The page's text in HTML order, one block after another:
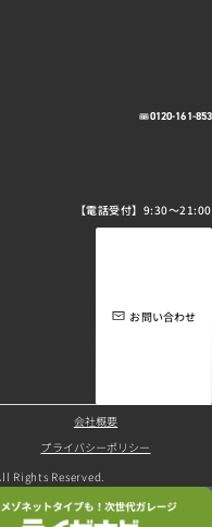
0120-161-853
【電話受付】9:30～21:00
お問い合わせ
会社概要
プライバシーポリシー
Rights Reserved.